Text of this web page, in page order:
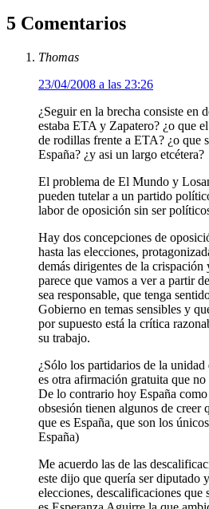
5 Comentarios
Thomas
23/04/2008 a las 23:26
¿Seguir en la brecha consiste en
estaba ETA y Zapatero? ¿o que
de rodillas frente a ETA? ¿o que
España? ¿y asi un largo etcétera?
El problema de El Mundo y
pueden tutelar a un partido
labor de oposición sin ser
Hay dos concepciones de
hasta las elecciones,
demás dirigentes de la
parece que vamos a ver a partir
sea responsable, que tenga
Gobierno en temas sensibles y
por supuesto está la crítica
su trabajo.
¿Sólo los partidarios de la unidad
es otra afirmación gratuita que
De lo contrario hoy España
obsesión tienen algunos de creer
que es España, que son los
España)
Me acuerdo las de las
este dijo que quería ser diputado
elecciones, descalificaciones que